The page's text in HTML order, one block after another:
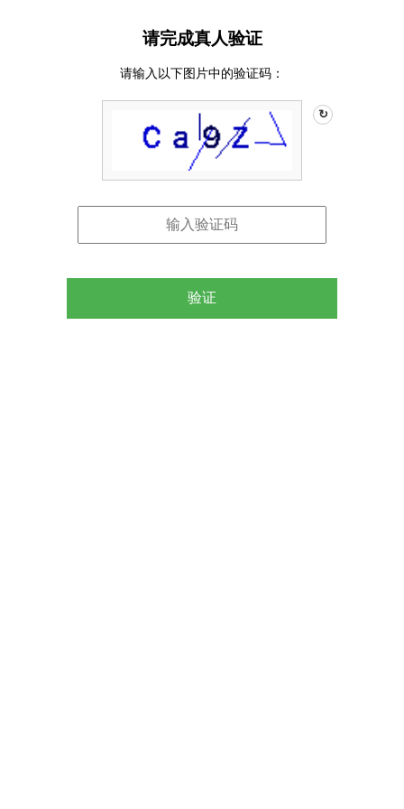
请完成真人验证
请输入以下图片中的验证码：
↻
验证